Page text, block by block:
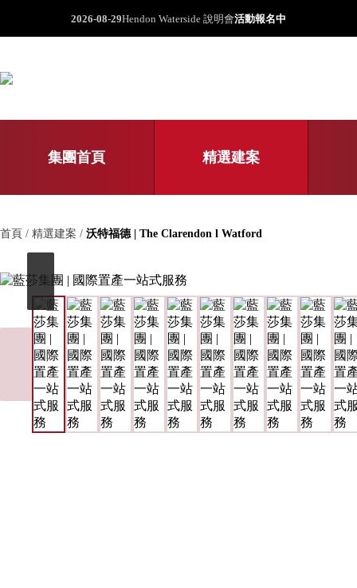
2026-08-29Hendon Waterside 說明會活動報名中
集團首頁 精選建案
首頁 / 精選建案 / 沃特福德 | The Clarendon l Watford